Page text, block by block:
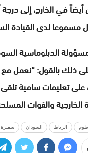
أيضاً في الخارج، إلى
مسموعا لدى القيادة
الدبلوماسية
بالقول: “نعمل مع كل
على تعليمات سامية
الخارجية والقوات
الرباط السودان سفيرة